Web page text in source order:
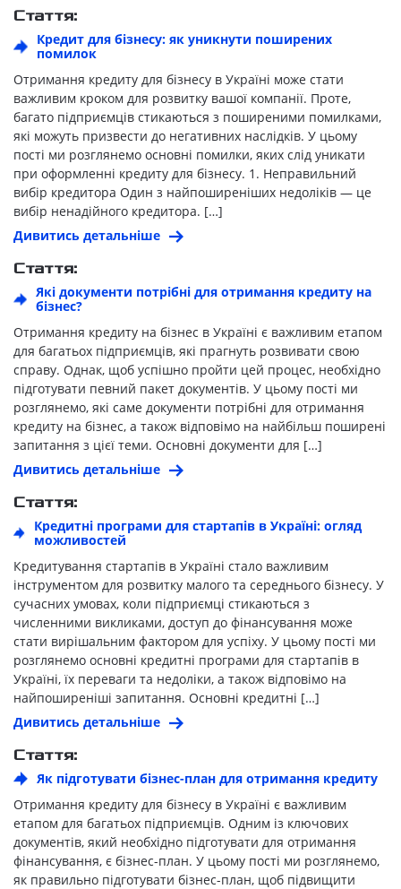
Стаття:
Кредит для бізнесу: як уникнути поширених
помилок
Отримання кредиту для бізнесу в Україні може стати
важливим кроком для розвитку вашої компанії. Проте,
багато підприємців стикаються з поширеними помилками,
які можуть призвести до негативних наслідків. У цьому
пості ми розглянемо основні помилки, яких слід уникати
при оформленні кредиту для бізнесу. 1. Неправильний
вибір кредитора Один з найпоширеніших недоліків — це
вибір ненадійного кредитора. […]
Дивитись детальніше
Стаття:
Які документи потрібні для отримання кредиту на
бізнес?
Отримання кредиту на бізнес в Україні є важливим етапом
для багатьох підприємців, які прагнуть розвивати свою
справу. Однак, щоб успішно пройти цей процес, необхідно
підготувати певний пакет документів. У цьому пості ми
розглянемо, які саме документи потрібні для отримання
кредиту на бізнес, а також відповімо на найбільш поширені
запитання з цієї теми. Основні документи для […]
Дивитись детальніше
Стаття:
Кредитні програми для стартапів в Україні: огляд
можливостей
Кредитування стартапів в Україні стало важливим
інструментом для розвитку малого та середнього бізнесу. У
сучасних умовах, коли підприємці стикаються з
численними викликами, доступ до фінансування може
стати вирішальним фактором для успіху. У цьому пості ми
розглянемо основні кредитні програми для стартапів в
Україні, їх переваги та недоліки, а також відповімо на
найпоширеніші запитання. Основні кредитні […]
Дивитись детальніше
Стаття:
Як підготувати бізнес-план для отримання кредиту
Отримання кредиту для бізнесу в Україні є важливим
етапом для багатьох підприємців. Одним із ключових
документів, який необхідно підготувати для отримання
фінансування, є бізнес-план. У цьому пості ми розглянемо,
як правильно підготувати бізнес-план, щоб підвищити